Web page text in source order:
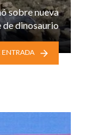
sobre nueva
de dinosaurio
ENTRADA